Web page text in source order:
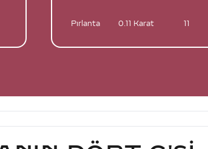
Pırlanta 0.11 Karat 11